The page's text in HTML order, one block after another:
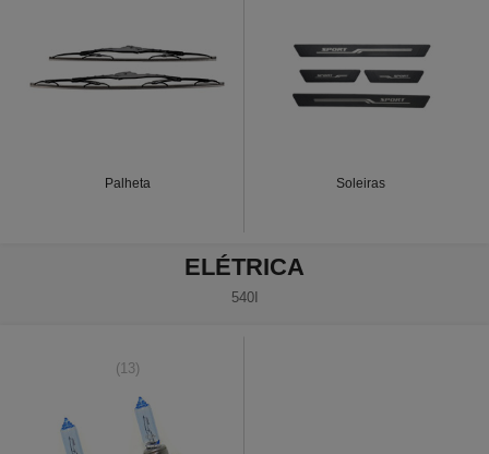
Palheta Soleiras
ELÉTRICA
540I
(13)